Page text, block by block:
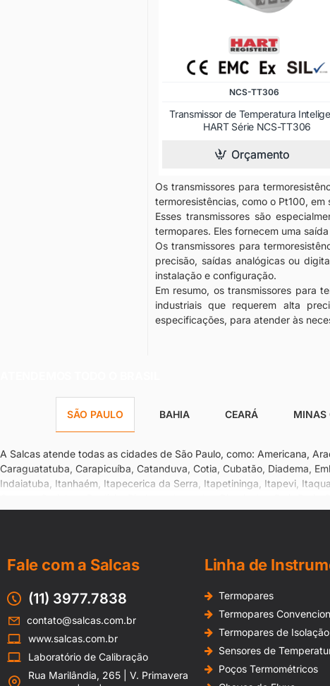
Os transmissores para
termoresistências, como o Pt100,
Esses transmissores são
termopares. Eles fornecem uma
Os transmissores para
precisão, saídas analógicas ou
instalação e configuração.
Em resumo, os transmissores para
industriais que requerem alta
especificações, para atender às
NCS-TT306
Transmissor de Temperatura
HART Série NCS-TT306
Orçamento
SÃO PAULO BAHIA CEARÁ MINAS
A Salcas atende todas as cidades de São Paulo, como: Americana,
Caraguatatuba, Carapicuíba, Catanduva, Cotia, Cubatão, Diadema,
Indaiatuba, Itanhaém, Itapecerica da Serra, Itapetininga, Itapevi,
Osasco, Ourinhos, Paulínia, Pindamonhangaba, Piracicaba, Poá,
André, Santos, São Bernardo do Campo, São Caetano do Sul, São
Fale com a Salcas
(11) 3977.7838
contato@salcas.com.br
www.salcas.com.br
Laboratório de Calibração
Rua Marilândia, 265 | V. Primavera
Linha de
Termopares
Termopares
Termopares de
Sensores de
Poços Termométricos